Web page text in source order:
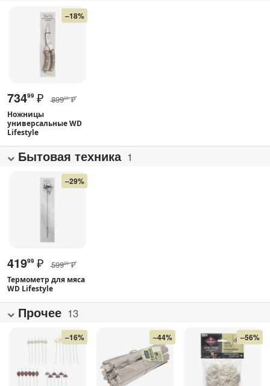
–18%
73499 ₽ 89900 ₽
Ножницы
универсальные WD
Lifestyle
Бытовая техника 1
–29%
41999 ₽ 59900 ₽
Термометр для мяса
WD Lifestyle
Прочее 13
–16% –44% –56%